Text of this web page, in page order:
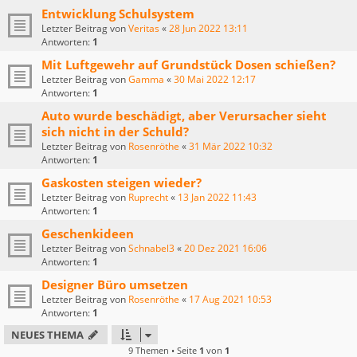
Entwicklung Schulsystem
Letzter Beitrag vonVeritas«28 Jun 2022 13:11
Antworten: 1
Mit Luftgewehr auf Grundstück Dosen schießen?
Letzter Beitrag vonGamma «30 Mai 2022 12:17
Antworten: 1
Auto wurde beschädigt, aber Verursacher sieht
sich nicht in der Schuld?
Letzter Beitrag von Rosenröthe «31 Mär 2022 10:32
Antworten: 1
Gaskosten steigen wieder?
Letzter Beitrag von Ruprecht« 13 Jan 2022 11:43
Antworten: 1
Geschenkideen
Letzter Beitrag vonSchnabel3«20 Dez 2021 16:06
Antworten: 1
Designer Büro umsetzen
Letzter Beitrag von Rosenröthe « 17 Aug 2021 10:53
Antworten: 1
NEUES THEMA
9 Themen • Seite 1 von 1